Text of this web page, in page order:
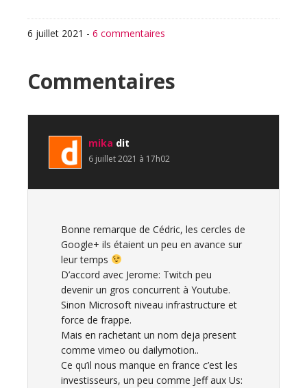
6 juillet 2021 - 6 commentaires
Interactions
du
lecteur
Commentaires
mika dit
6 juillet 2021 à 17h02
Bonne remarque de Cédric, les cercles de
Google+ ils étaient un peu en avance sur
leur temps
D’accord avec Jerome: Twitch peu
devenir un gros concurrent à Youtube.
Sinon Microsoft niveau infrastructure et
force de frappe.
Mais en rachetant un nom deja present
comme vimeo ou dailymotion..
Ce qu’il nous manque en france c’est les
investisseurs, un peu comme Jeff aux Us: